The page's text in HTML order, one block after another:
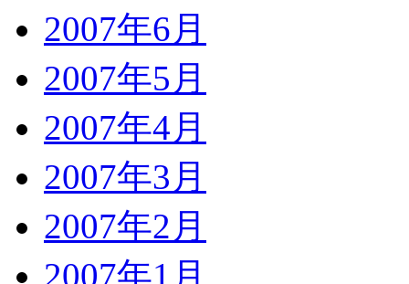
2007年6月
2007年5月
2007年4月
2007年3月
2007年2月
2007年1月